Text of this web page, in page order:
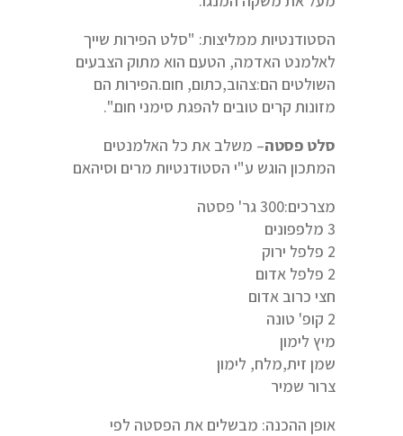
הסטודנטיות ממליצות: "סלט הפירות שייך
לאלמנט האדמה, הטעם הוא מתוק הצבעים
השולטים הם:צהוב,כתום, חום.הפירות הם
מזונות קרים טובים להפגת סימני חום.".
סלט פסטה– משלב את כל האלמנטים
המתכון הוגש ע"י הסטודנטיות מרים וסיהאם
מצרכים:300 גר' פסטה
3 מלפפונים
2 פלפל ירוק
2 פלפל אדום
חצי כרוב אדום
2 קופ' טונה
מיץ לימון
שמן זית,מלח, לימון
צרור שמיר
אופן ההכנה: מבשלים את הפסטה לפי